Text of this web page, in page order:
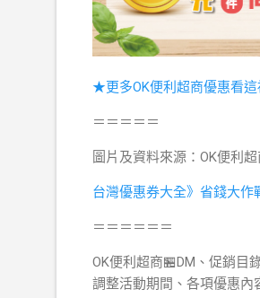
★更多OK便利超商優惠看這
＝＝＝＝＝
圖片及資料來源：OK便利超
台灣優惠券大全》省錢大作
＝＝＝＝＝＝
OK便利超商🏪DM、促銷目
調整活動期間、各項優惠